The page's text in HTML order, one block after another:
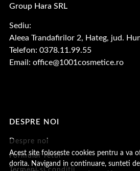
Acest site foloseste cookies pentru a va
dorita. Navigand in continuare, sunteti
Group Hara SRL
Sediu:
Aleea Trandafirilor 2, Hateg, jud.
Telefon: 0378.11.99.55
Email: office@1001cosmetice.ro
DESPRE NOI
Despre noi
Formular retur